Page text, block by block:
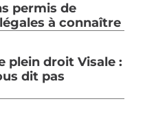
permis de
à connaître
plein droit Visale :
dit pas